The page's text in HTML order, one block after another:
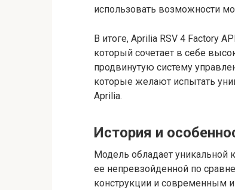
использовать возможности
В итоге, Aprilia RSV 4 Factory
который сочетает в себе
продвинутую систему
которые желают испытать
Aprilia.
История и
Модель обладает уникальной
ее непревзойденной по
конструкции и современным